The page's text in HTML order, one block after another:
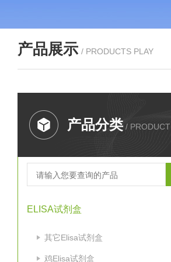
产品展示 / PRODUCTS PLAY
产品分类 / PRODUCT
ELISA试剂盒
其它Elisa试剂盒
鸡Elisa试剂盒